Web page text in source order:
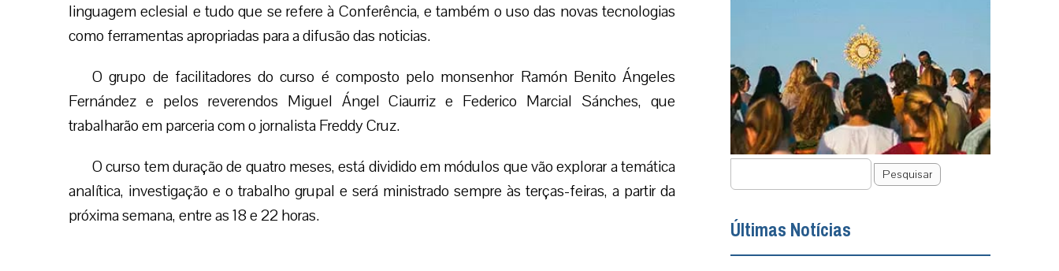
linguagem eclesial e tudo que se refere à Conferência, e também o uso das novas tecnologias
como ferramentas apropriadas para a difusão das noticias.
O grupo de facilitadores do curso é composto pelo monsenhor Ramón Benito Ángeles
Fernández e pelos reverendos Miguel Ángel Ciaurriz e Federico Marcial Sánches, que
trabalharão em parceria com o jornalista Freddy Cruz.
O curso tem duração de quatro meses, está dividido em módulos que vão explorar a temática
analítica, investigação e o trabalho grupal e será ministrado sempre às terças-feiras, a partir da
próxima semana, entre as 18 e 22 horas.
Pesquisar
Últimas Notícias